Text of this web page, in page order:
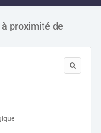
proximité de